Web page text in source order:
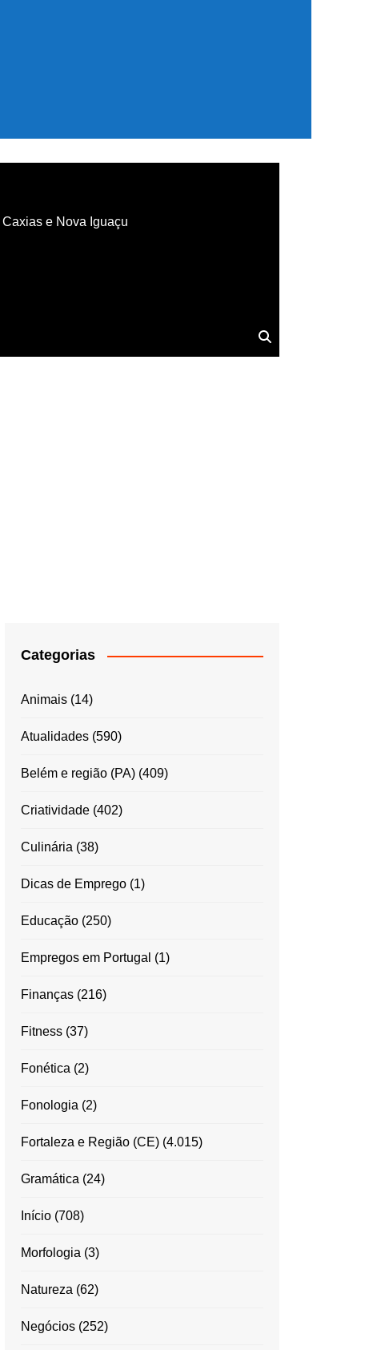
e Nova Iguaçu
Categorias
Animais(14)
Atualidades(590)
Belém e região (PA)(409)
Criatividade(402)
Culinária (38)
Dicas de Emprego(1)
Educação(250)
Empregos em Portugal (1)
Finanças(216)
Fitness(37)
Fonética (2)
Fonologia (2)
Fortaleza e Região (CE)(4.015)
Gramática (24)
Início(708)
Morfologia (3)
Natureza (62)
Negócios(252)